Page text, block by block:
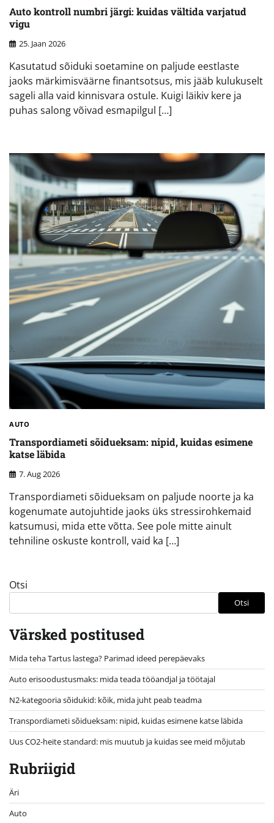
Auto kontroll numbri järgi: kuidas vältida varjatud
vigu
25. Jaan 2026
Kasutatud sõiduki soetamine on paljude eestlaste
jaoks märkimisväärne finantsotsus, mis jääb kulukuselt
sageli alla vaid kinnisvara ostule. Kuigi läikiv kere ja
puhas salong võivad esmapilgul […]
AUTO
Transpordiameti sõidueksam: nipid, kuidas esimene
katse läbida
7. Aug 2026
Transpordiameti sõidueksam on paljude noorte ja ka
kogenumate autojuhtide jaoks üks stressirohkemaid
katsumusi, mida ette võtta. See pole mitte ainult
tehniline oskuste kontroll, vaid ka […]
Otsi
Otsi
Värsked postitused
Mida teha Tartus lastega? Parimad ideed perepäevaks
Auto erisoodustusmaks: mida teada tööandjal ja töötajal
N2-kategooria sõidukid: kõik, mida juht peab teadma
Transpordiameti sõidueksam: nipid, kuidas esimene katse läbida
Uus CO2-heite standard: mis muutub ja kuidas see meid mõjutab
Rubriigid
Äri
Auto